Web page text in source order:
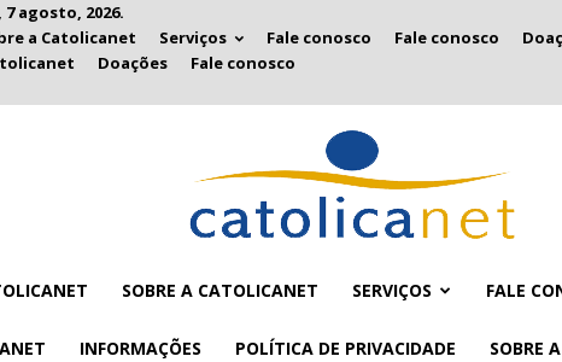
agosto, 2026.
a Catolicanet Serviços Fale conosco Fale conosco
Doações Fale conosco
SOBRE A CATOLICANET SERVIÇOS FALE
INFORMAÇÕES POLÍTICA DE PRIVACIDADE SOBRE